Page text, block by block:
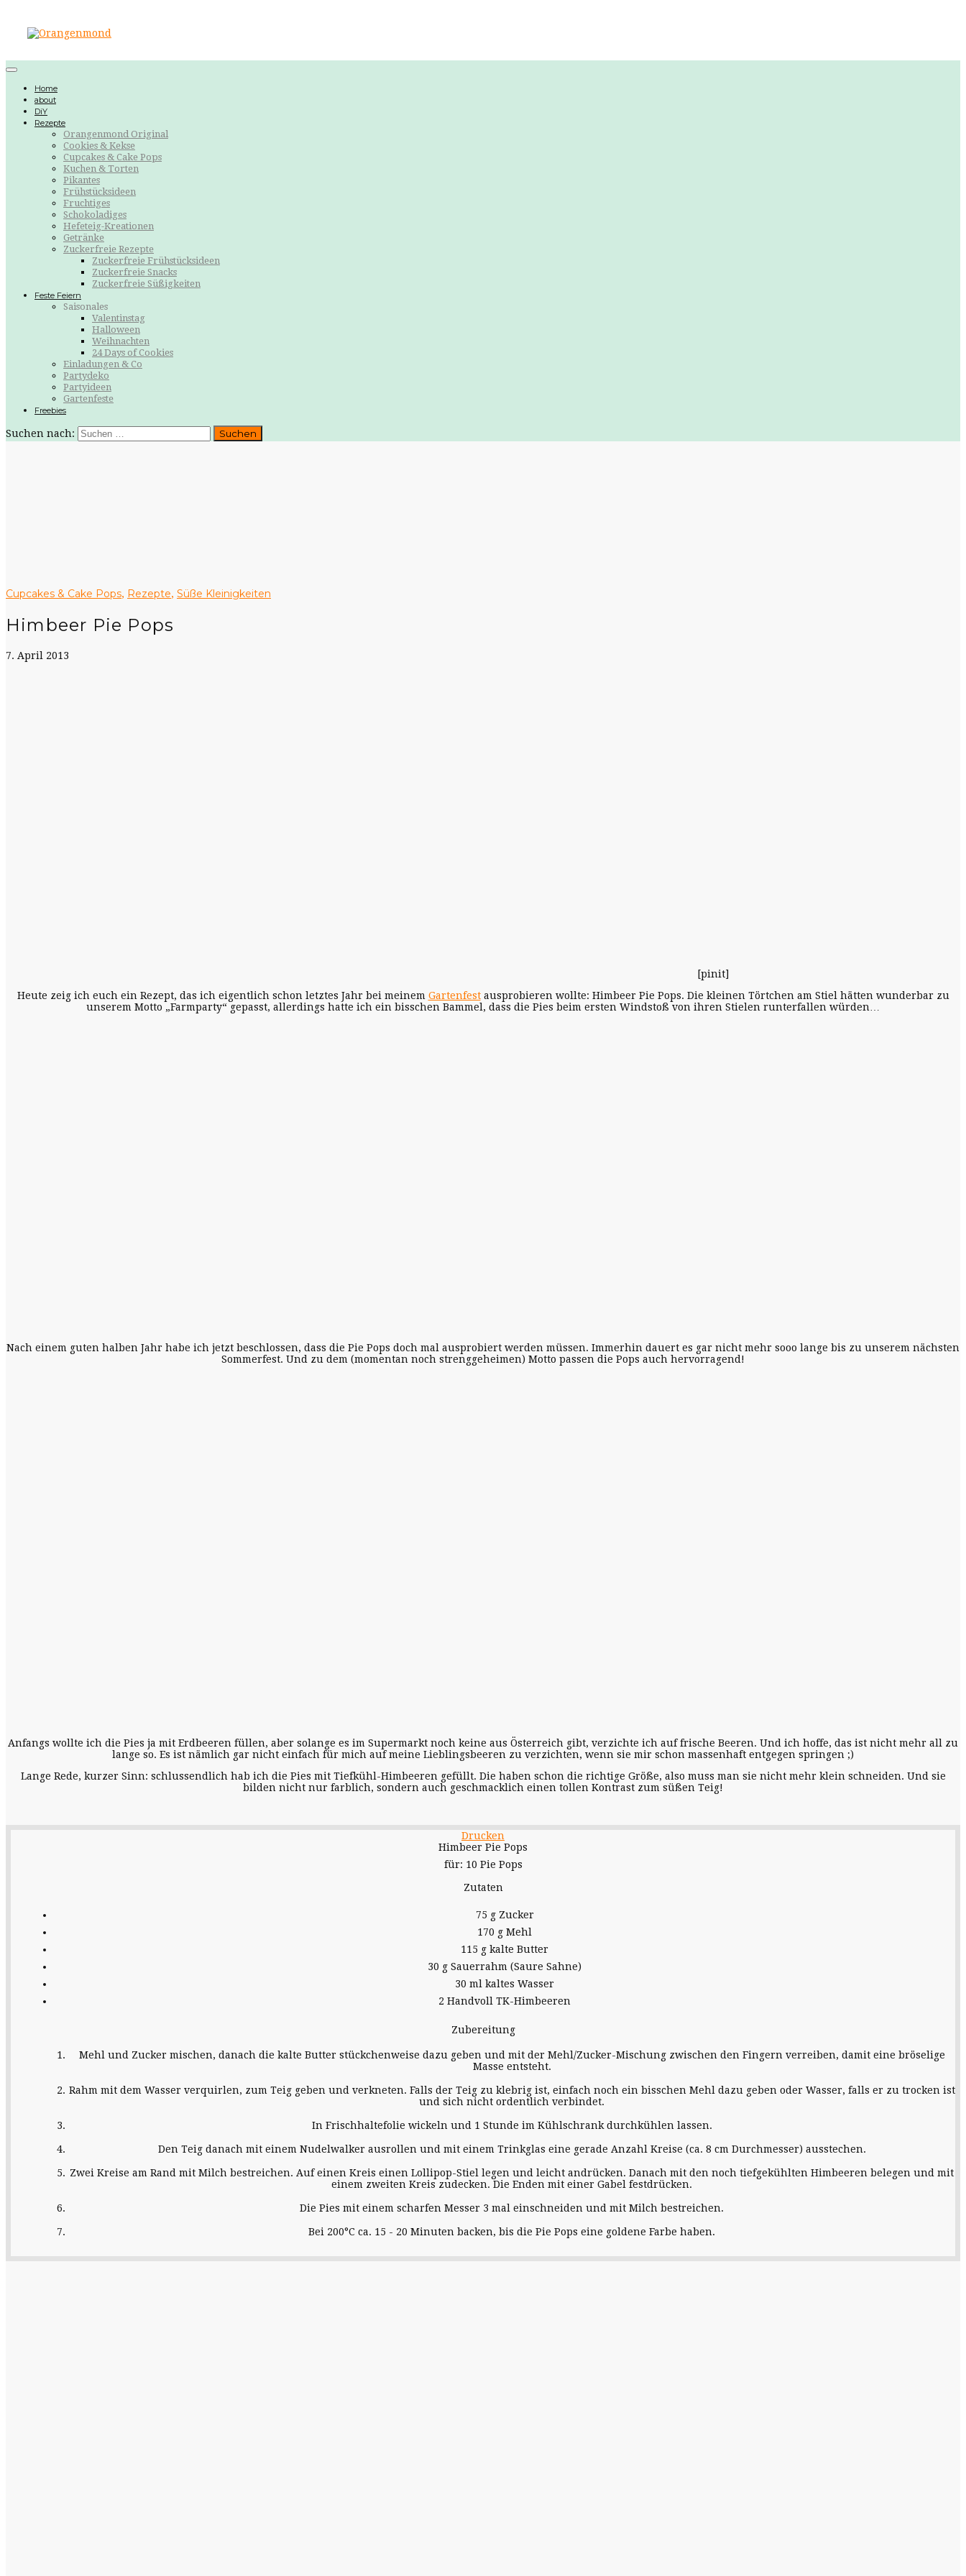
Home
about
DiY
Rezepte
Orangenmond Original
Cookies & Kekse
Cupcakes & Cake Pops
Kuchen & Torten
Pikantes
Frühstücksideen
Fruchtiges
Schokoladiges
Hefeteig-Kreationen
Getränke
Zuckerfreie Rezepte
Zuckerfreie Frühstücksideen
Zuckerfreie Snacks
Zuckerfreie Süßigkeiten
Feste Feiern
Saisonales
Valentinstag
Halloween
Weihnachten
24 Days of Cookies
Einladungen & Co
Partydeko
Partyideen
Gartenfeste
Freebies
Suchen nach:
Cupcakes & Cake Pops, Rezepte, Süße Kleinigkeiten
Himbeer Pie Pops
7. April 2013
[pinit]
Heute zeig ich euch ein Rezept, das ich eigentlich schon letztes Jahr bei meinem Gartenfestausprobieren wollte: Himbeer Pie Pops. Die kleinen Törtchen am Stiel hätten wunderbar zu
unserem Motto „Farmparty“ gepasst, allerdings hatte ich ein bisschen Bammel, dass die Pies beim ersten Windstoß von ihren Stielen runterfallen würden…
Nach einem guten halben Jahr habe ich jetzt beschlossen, dass die Pie Pops doch mal ausprobiert werden müssen. Immerhin dauert es gar nicht mehr sooo lange bis zu unserem nächsten
Sommerfest. Und zu dem (momentan noch strenggeheimen) Motto passen die Pops auch hervorragend!
Anfangs wollte ich die Pies ja mit Erdbeeren füllen, aber solange es im Supermarkt noch keine aus Österreich gibt, verzichte ich auf frische Beeren. Und ich hoffe, das ist nicht mehr all zu
lange so. Es ist nämlich gar nicht einfach für mich auf meine Lieblingsbeeren zu verzichten, wenn sie mir schon massenhaft entgegen springen ;)
Lange Rede, kurzer Sinn: schlussendlich hab ich die Pies mit Tiefkühl-Himbeeren gefüllt. Die haben schon die richtige Größe, also muss man sie nicht mehr klein schneiden. Und sie
bilden nicht nur farblich, sondern auch geschmacklich einen tollen Kontrast zum süßen Teig!
Drucken
Himbeer Pie Pops
für: 10 Pie Pops
Zutaten
75 g Zucker
170 g Mehl
115 g kalte Butter
30 g Sauerrahm (Saure Sahne)
30 ml kaltes Wasser
2 Handvoll TK-Himbeeren
Zubereitung
Mehl und Zucker mischen, danach die kalte Butter stückchenweise dazu geben und mit der Mehl/Zucker-Mischung zwischen den Fingern verreiben, damit eine bröselige
Masse entsteht.
Rahm mit dem Wasser verquirlen, zum Teig geben und verkneten. Falls der Teig zu klebrig ist, einfach noch ein bisschen Mehl dazu geben oder Wasser, falls er zu trocken ist
und sich nicht ordentlich verbindet.
In Frischhaltefolie wickeln und 1 Stunde im Kühlschrank durchkühlen lassen.
Den Teig danach mit einem Nudelwalker ausrollen und mit einem Trinkglas eine gerade Anzahl Kreise (ca. 8 cm Durchmesser) ausstechen.
Zwei Kreise am Rand mit Milch bestreichen. Auf einen Kreis einen Lollipop-Stiel legen und leicht andrücken. Danach mit den noch tiefgekühlten Himbeeren belegen und mit
einem zweiten Kreis zudecken. Die Enden mit einer Gabel festdrücken.
Die Pies mit einem scharfen Messer 3 mal einschneiden und mit Milch bestreichen.
Bei 200°C ca. 15 - 20 Minuten backen, bis die Pie Pops eine goldene Farbe haben.